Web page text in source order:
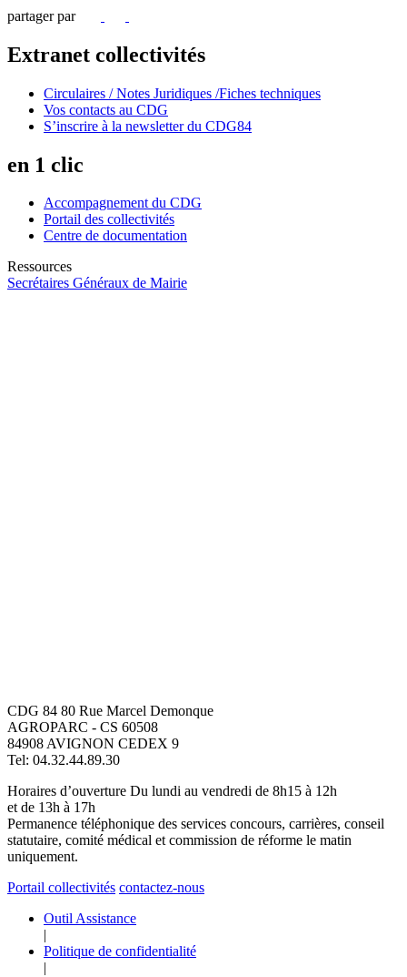
partager par
Extranet collectivités
Circulaires / Notes Juridiques /Fiches techniques
Vos contacts au CDG
S’inscrire à la newsletter du CDG84
en 1 clic
Accompagnement du CDG
Portail des collectivités
Centre de documentation
Ressources
Secrétaires Généraux de Mairie
CDG 84 80 Rue Marcel Demonque
AGROPARC - CS 60508
84908 AVIGNON CEDEX 9
Tel: 04.32.44.89.30
Horaires d’ouverture Du lundi au vendredi de 8h15 à 12h
et de 13h à 17h
Permanence téléphonique des services concours, carrières, conseil
statutaire, comité médical et commission de réforme le matin
uniquement.
Portail collectivités contactez-nous
Outil Assistance
Politique de confidentialité
Cookies
site n'utilise que des cookies
ci ne sont conservés que le temps
navigation sur notre site (jusqu'à
du navigateur).
utilisé.
trouverez toutes les informations
sur notre page dédiée.